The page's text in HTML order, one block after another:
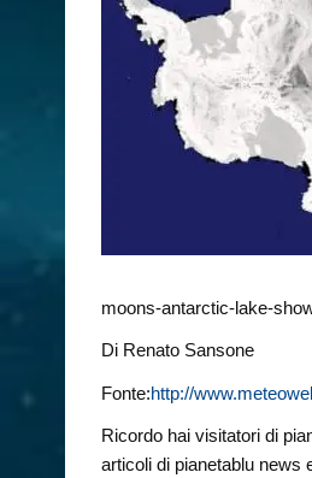
moons-antarctic-lake-
Di Renato Sansone
Fonte:http://
Ricordo hai visitatori di
articoli di pianetablu news